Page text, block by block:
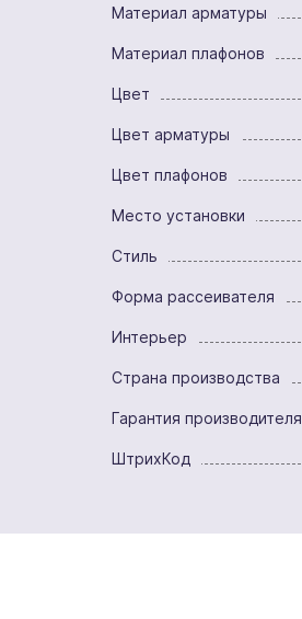
Материал арматуры
Материал плафонов
Цвет
Цвет арматуры
Цвет плафонов
Место установки
Стиль
Форма рассеивателя
Интерьер
Страна производства
Гарантия производителя
ШтрихКод